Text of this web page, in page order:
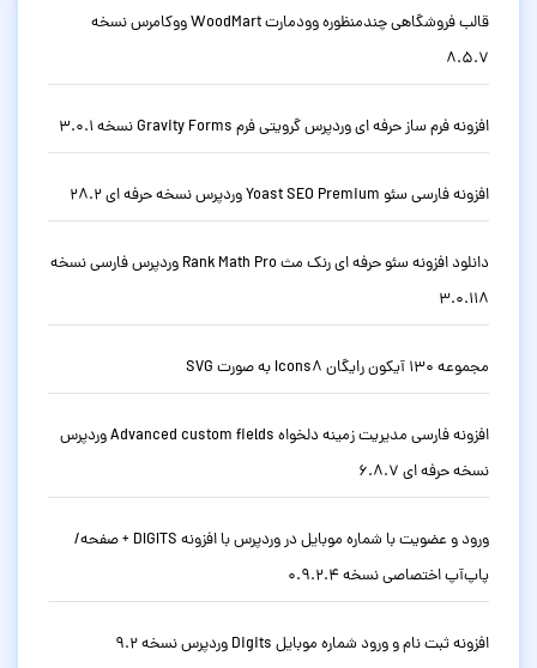
قالب فروشگاهی چندمنظوره وودمارت WoodMart ووکامرس نسخه
8.5.7
افزونه فرم ساز حرفه ای وردپرس گرویتی فرم Gravity Forms نسخه 3.0.1
افزونه فارسی سئو Yoast SEO Premium وردپرس نسخه حرفه ای 28.2
دانلود افزونه سئو حرفه ای رنک مث Rank Math Pro وردپرس فارسی نسخه
3.0.118
مجموعه 130 آیکون رایگان Icons8 به صورت SVG
افزونه فارسی مدیریت زمینه دلخواه Advanced custom fields وردپرس
نسخه حرفه ای 6.8.7
ورود و عضویت با شماره موبایل در وردپرس با افزونه DIGITS + صفحه/
پاپ‌آپ اختصاصی نسخه 0.9.2.4
افزونه ثبت نام و ورود شماره موبایل Digits وردپرس نسخه 9.2